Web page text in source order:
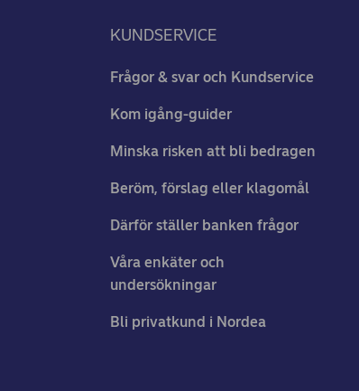
KUNDSERVICE
Frågor & svar och Kundservice
Kom igång-guider
Minska risken att bli bedragen
Beröm, förslag eller klagomål
Därför ställer banken frågor
Våra enkäter och
undersökningar
Bli privatkund i Nordea